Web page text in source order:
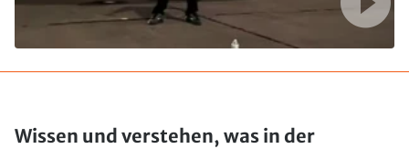
Wissen und verstehen, was in der